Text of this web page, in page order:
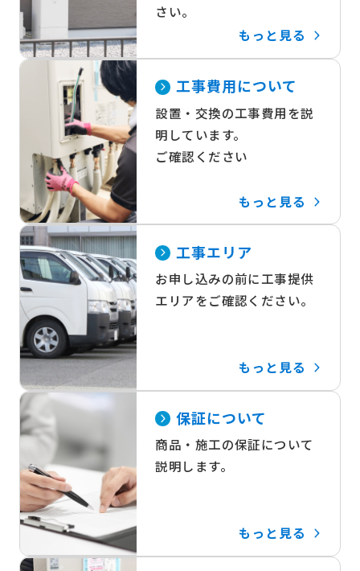
さい。
もっと見る
工事費用について
設置・交換の工事費用を説
明しています。
ご確認ください
もっと見る
工事エリア
お申し込みの前に工事提供
エリアをご確認ください。
もっと見る
保証について
商品・施工の保証について
説明します。
もっと見る